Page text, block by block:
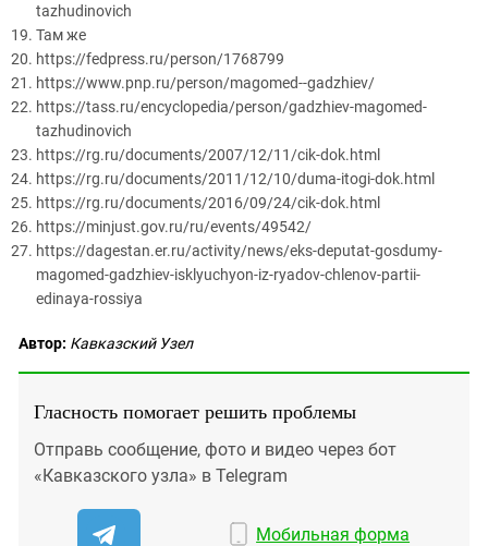
tazhudinovich
Там же
https://fedpress.ru/person/1768799
https://www.pnp.ru/person/magomed--gadzhiev/
https://tass.ru/encyclopedia/person/gadzhiev-magomed-
tazhudinovich
https://rg.ru/documents/2007/12/11/cik-dok.html
https://rg.ru/documents/2011/12/10/duma-itogi-dok.html
https://rg.ru/documents/2016/09/24/cik-dok.html
https://minjust.gov.ru/ru/events/49542/
https://dagestan.er.ru/activity/news/eks-deputat-gosdumy-
magomed-gadzhiev-isklyuchyon-iz-ryadov-chlenov-partii-
edinaya-rossiya
Автор: Кавказский Узел
Гласность помогает решить проблемы
Отправь сообщение, фото и видео через бот
«Кавказского узла» в Telegram
Мобильная форма